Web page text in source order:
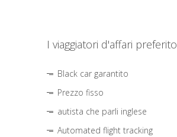
I viaggiatori d'affari preferito
Black car garantito
Prezzo fisso
autista che parli inglese
Automated flight tracking